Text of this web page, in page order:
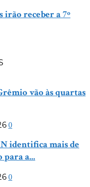
irão receber a 7º
vão às quartas
0
identifica mais de
para a...
0